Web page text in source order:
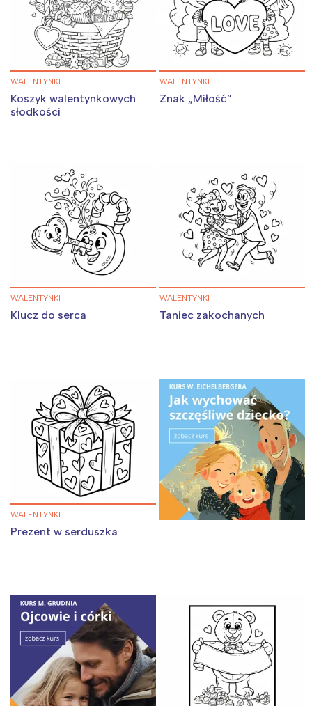
WALENTYNKI
Koszyk walentynkowych
słodkości
WALENTYNKI
Znak „Miłość”
WALENTYNKI
Klucz do serca
WALENTYNKI
Taniec zakochanych
WALENTYNKI
Prezent w serduszka